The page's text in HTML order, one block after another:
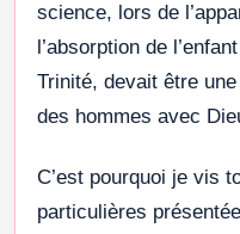
science, lors de
l’absorption de
Trinité, devait être
des hommes avec
C’est pourquoi je vis
particulières